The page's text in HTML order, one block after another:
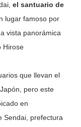
el santuario de
lugar famoso por
vista panorámica
Hirose
que llevan el
pero este
en
Sendai, prefectura